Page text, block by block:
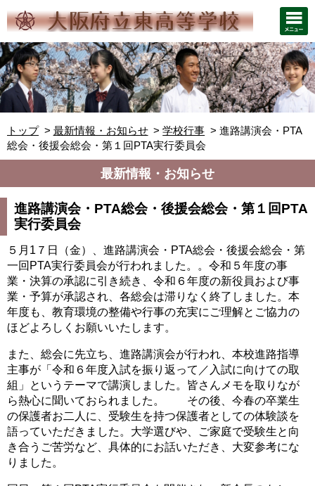
トップ 最新情報・お知らせ 学校行事
進路講演会・PTA
総会・後援会総会・第１回PTA実行委員会
最新情報・お知らせ
進路講演会・PTA総会・後援会総会・第１回PTA
実行委員会
５月1７日（金）、進路講演会・PTA総会・後援会総会・第
一回PTA実行委員会が行われました。。令和５年度の事
業・決算の承認に引き続き、令和６年度の新役員および事
業・予算が承認され、各総会は滞りなく終了しました。本
年度も、教育環境の整備や行事の充実にご理解とご協力の
ほどよろしくお願いいたします。
また、総会に先立ち、進路講演会が行われ、本校進路指導
主事が「令和６年度入試を振り返って／入試に向けての取
組」というテーマで講演しました。皆さんメモを取りなが
ら熱心に聞いておられました。 その後、今春の卒業生
の保護者お二人に、受験生を持つ保護者としての体験談を
語っていただきました。大学選びや、ご家庭で受験生と向
き合うご苦労など、具体的にお話いただき、大変参考にな
りました。